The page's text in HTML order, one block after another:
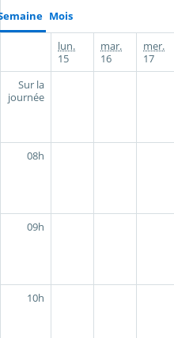
Mois
lun.
15
mar.
16
mer.
17
Sur la
journée
08h
09h
10h